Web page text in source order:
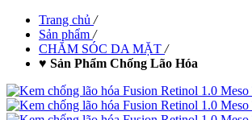
Trang chủ /
Sản phẩm /
CHĂM SÓC DA MẶT /
♥ Sản Phẩm Chống Lão Hóa